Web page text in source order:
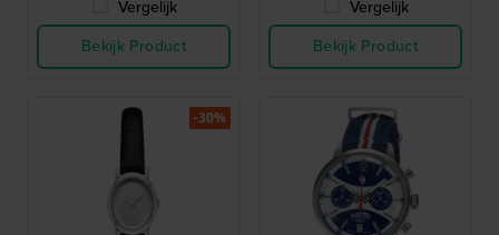
Vergelijk
Bekijk Product
Vergelijk
Bekijk Product
-30%